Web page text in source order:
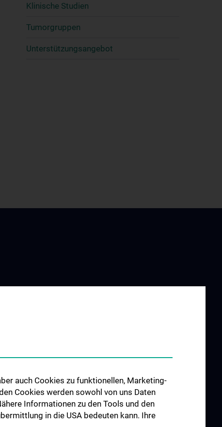
Klinische Studien
Tumorgruppen
Unterstützungsangebot
auch Cookies zu funktionellen, Marketing-
Cookies werden sowohl von uns Daten
Informationen zu den Tools und den
in die USA bedeuten kann. Ihre